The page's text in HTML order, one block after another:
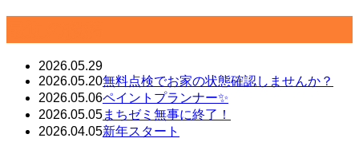
2026.05.29
2026.05.20無料点検でお家の状態確認しませんか？
2026.05.06ペイントプランナー✨
2026.05.05まちゼミ無事に終了！
2026.04.05新年スタート